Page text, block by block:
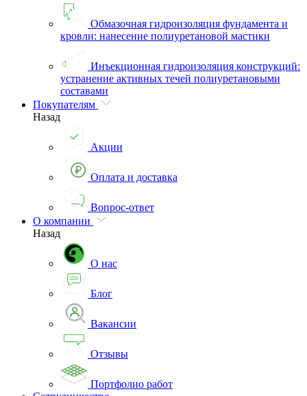
Обмазочная гидроизоляция фундамента и
кровли: нанесение полиуретановой мастики
Инъекционная гидроизоляция конструкций:
устранение активных течей полиуретановыми
составами
Покупателям
Назад
Акции
Оплата и доставка
Вопрос-ответ
О компании
Назад
О нас
Блог
Вакансии
Отзывы
Портфолио работ